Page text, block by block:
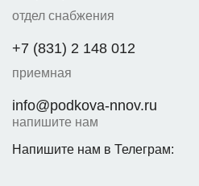
отдел снабжения
+7 (831) 2 148 012
приемная
info@podkova-nnov.ru
напишите нам
Напишите нам в Телеграм: